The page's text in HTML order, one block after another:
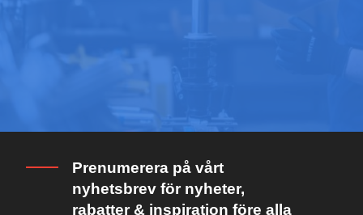
Prenumerera på vårt
nyhetsbrev för nyheter,
rabatter & inspiration före alla